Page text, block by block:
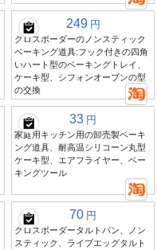
249 円
クロスボーダーのノンスティック
ベーキング道具:フック付きの四角
いハート型のベーキングトレイ、
ケーキ型、シフォンオーブンの型
の交換
33 円
家庭用キッチン用の卸売製ベーキ
ング道具、耐高温シリコーン丸型
ケーキ型、エアフライヤー、ベー
キングツール
70 円
クロスボーダータルトパン、ノン
スティック、ライブエッグタルト